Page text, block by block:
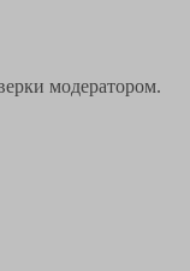
модератором.